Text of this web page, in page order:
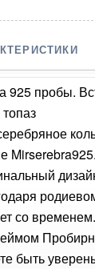
925 пробы.
со
быть